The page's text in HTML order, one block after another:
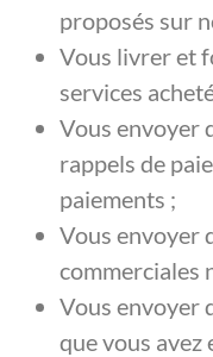
proposés sur
Vous livrer et
services
Vous envoyer
rappels de
paiements ;
Vous envoyer
commerciales
Vous envoyer
que vous avez